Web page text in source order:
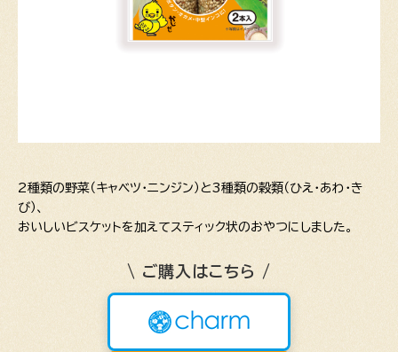
2種類の野菜（キャベツ・ニンジン）と3種類の穀類（ひえ・あわ・き
び）、
おいしいビスケットを加えてスティック状のおやつにしました。
\ ご購入はこちら /